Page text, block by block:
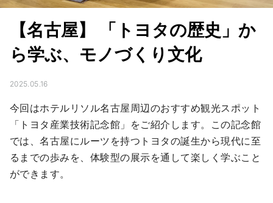
【名古屋】 「トヨタの歴史」か
ら学ぶ、モノづくり文化
2025.05.16
今回はホテルリソル名古屋周辺のおすすめ観光スポット
「トヨタ産業技術記念館」をご紹介します。この記念館
では、名古屋にルーツを持つトヨタの誕生から現代に至
るまでの歩みを、体験型の展示を通して楽しく学ぶこと
ができます。